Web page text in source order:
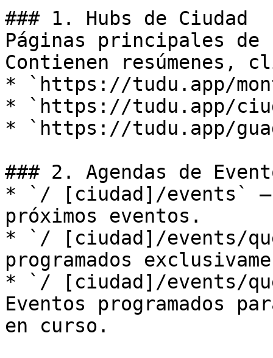
### 1. Hubs de Ciudad
Páginas principales de
Contienen resúmenes,
* `https://tudu.app/
* `https://tudu.app/
* `https://tudu.app/
### 2. Agendas de
* `/ [ciudad]/events` —
próximos eventos.
* `/ [ciudad]/events/
programados
* `/ [ciudad]/events/
Eventos programados
en curso.